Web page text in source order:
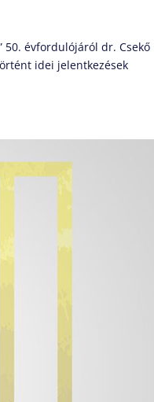
50. évfordulójáról dr. Csekő
idei jelentkezések